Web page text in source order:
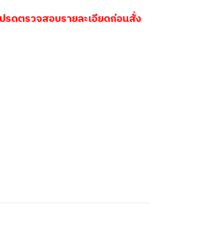
ดตรวจสอบรายละเอียดก่อนสั่ง